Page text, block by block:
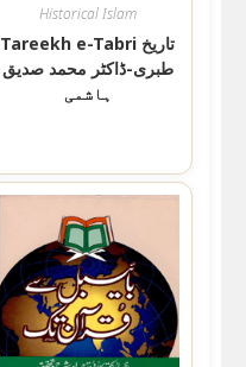
Historical Islam
Tareekh e-Tabri تاریخ
طبری-ڈاکٹر محمد صدیق
ہاشمی